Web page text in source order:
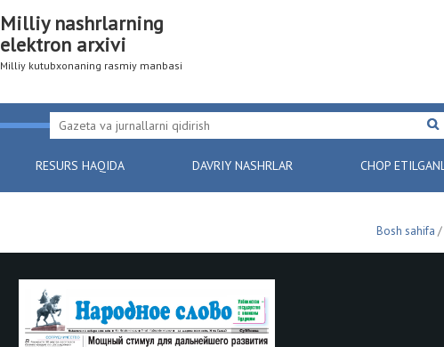
Milliy nashrlarning
elektron arxivi
Milliy kutubxonaning rasmiy manbasi
RESURS HAQIDA DAVRIY NASHRLAR CHOP
Bosh sahifa /